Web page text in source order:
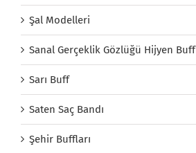
Şal Modelleri
Sanal Gerçeklik Gözlüğü Hijyen Buff
Sarı Buff
Saten Saç Bandı
Şehir Buffları